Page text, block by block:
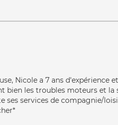
Nicole a 7 ans d'expérience
bien les troubles moteurs et la
ses services de compagnie/